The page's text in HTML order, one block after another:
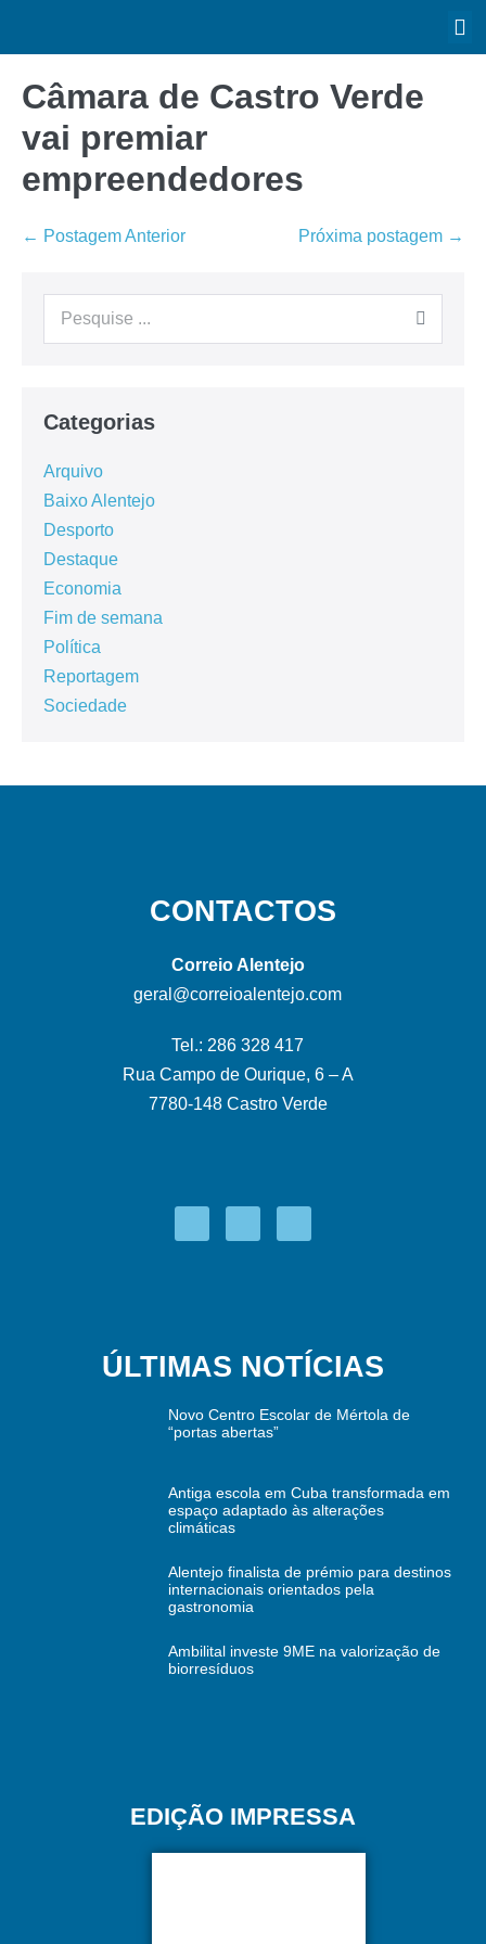
Câmara de Castro Verde
vai premiar
empreendedores
← Postagem Anterior Próxima postagem →
Categorias
Arquivo
Baixo Alentejo
Desporto
Destaque
Economia
Fim de semana
Política
Reportagem
Sociedade
CONTACTOS
Correio Alentejo
geral@correioalentejo.com
Tel.: 286 328 417
Rua Campo de Ourique, 6 – A
7780-148 Castro Verde
ÚLTIMAS NOTÍCIAS
Novo Centro Escolar de Mértola de
“portas abertas”
Antiga escola em Cuba transformada em
espaço adaptado às alterações
climáticas
Alentejo finalista de prémio para destinos
internacionais orientados pela
gastronomia
Ambilital investe 9ME na valorização de
biorresíduos
EDIÇÃO IMPRESSA